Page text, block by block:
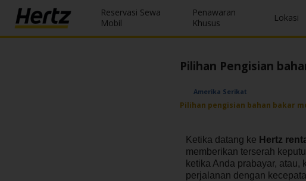
Reservasi Sewa
Mobil
Penawaran
Khusus
Lokasi
Menu
Pilihan Pengisian
Amerika Serikat
Pilihan pengisian bahan bakar
Ketika datang ke Hertz
memberikan terserah
ketika Anda prabayar,
perjalanan dengan